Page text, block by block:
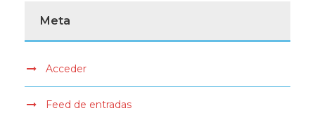
Meta
Acceder
Feed de entradas